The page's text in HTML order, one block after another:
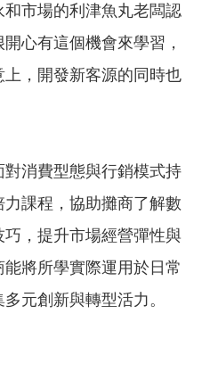
市場的利津魚丸老闆認
心有這個機會來學習，
，開發新客源的同時也
消費型態與行銷模式持
課程，協助攤商了解數
，提升市場經營彈性與
將所學實際運用於日常
元創新與轉型活力。